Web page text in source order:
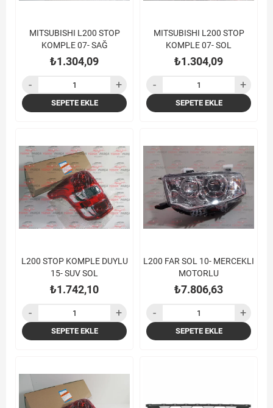
MITSUBISHI L200 STOP
KOMPLE 07- SAĞ
₺1.304,09
SEPETE EKLE
MITSUBISHI L200 STOP
KOMPLE 07- SOL
₺1.304,09
SEPETE EKLE
L200 STOP KOMPLE DUYLU
15- SUV SOL
₺1.742,10
SEPETE EKLE
L200 FAR SOL 10- MERCEKLI
MOTORLU
₺7.806,63
SEPETE EKLE